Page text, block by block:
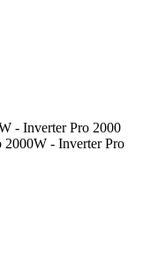
- Inverter Pro 2000
2000W - Inverter Pro